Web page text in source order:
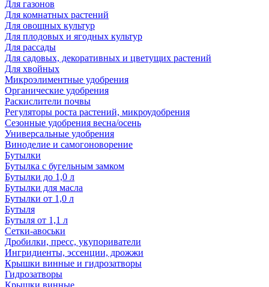
Для газонов
Для комнатных растений
Для овощных культур
Для плодовых и ягодных культур
Для рассады
Для садовых, декоративных и цветущих растений
Для хвойных
Микроэлиментные удобрения
Органические удобрения
Раскислители почвы
Регуляторы роста растений, микроудобрения
Сезонные удобрения весна/осень
Универсальные удобрения
Виноделие и самогоноворение
Бутылки
Бутылка с бугельным замком
Бутылки до 1,0 л
Бутылки для масла
Бутылки от 1,0 л
Бутыля
Бутыля от 1,1 л
Сетки-авоськи
Дробилки, пресс, укупориватели
Ингридиенты, эссенции, дрожжи
Крышки винные и гидрозатворы
Гидрозатворы
Крышки винные